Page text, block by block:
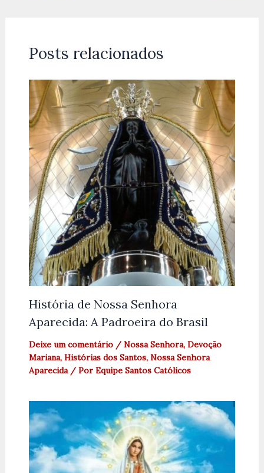
Posts relacionados
História de Nossa Senhora
Aparecida: A Padroeira do Brasil
Deixe um comentário / Nossa Senhora, Devoção
Mariana, Histórias dos Santos, Nossa Senhora
Aparecida/ Por Equipe Santos Católicos